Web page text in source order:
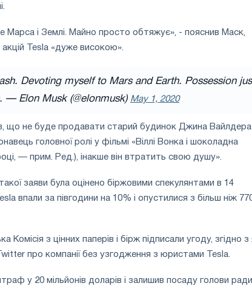
Марса і Землі. Майно просто обтяжує», - пояснив Маск,
Tesla «дуже високою».
Devoting myself to Mars and Earth. Possession
— Elon Musk (@elonmusk) May 1, 2020
що не буде продавати старий будинок Джина Вайлдера
головної ролі у фільмі «Віллі Вонка і шоколадна
— прим. Ред.), інакше він втратить свою душу».
заяви була оцінено біржовими спекулянтами в 14
впали за півгодини на 10% і опустилися з більш ніж
Комісія з цінних паперів і бірж підписали угоду, згідно
про компанії без узгодження з юристами Tesla.
у 20 мільйонів доларів і залишив посаду голови ради